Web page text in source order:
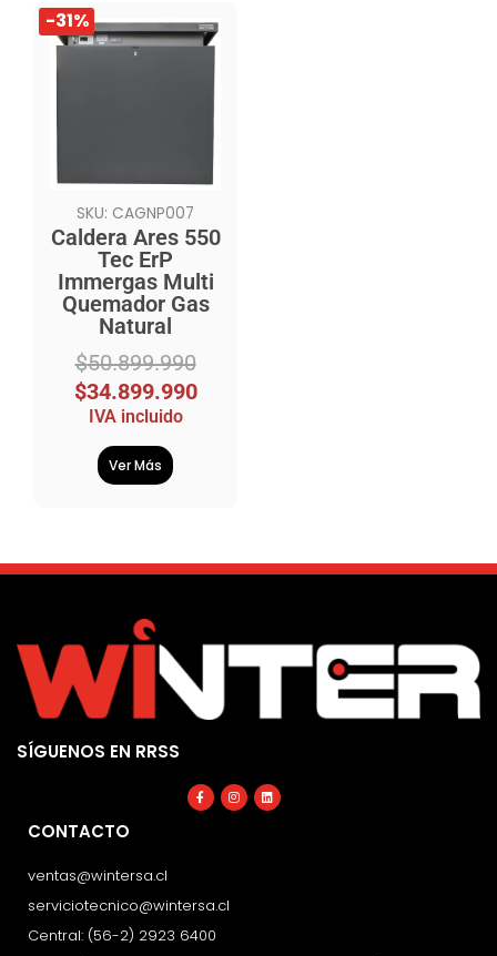
-31%
SKU: CAGNP007
Caldera Ares 550
Tec ErP
Immergas Multi
Quemador Gas
Natural
$50.899.990
El
precio
original
$50.899.990.
$34.899.990
El
precio
actual
$34.899.990.
IVA incluido
Ver Más
SÍGUENOS EN RRSS
Facebook-
f
Instagram
Linkedin
CONTACTO
ventas@wintersa.cl
serviciotecnico@wintersa.cl
Central: (56-2) 2923 6400